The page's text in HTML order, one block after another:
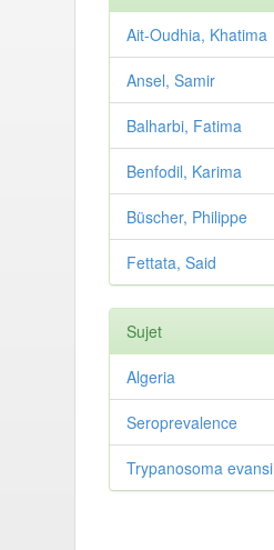
Ait-Oudhia, Khatima
Ansel, Samir
Balharbi, Fatima
Benfodil, Karima
Büscher, Philippe
Fettata, Said
Sujet
Algeria
Seroprevalence
Trypanosoma evansi